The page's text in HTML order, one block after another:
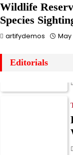
Wildlife
Species
artifydemos May
Editorials